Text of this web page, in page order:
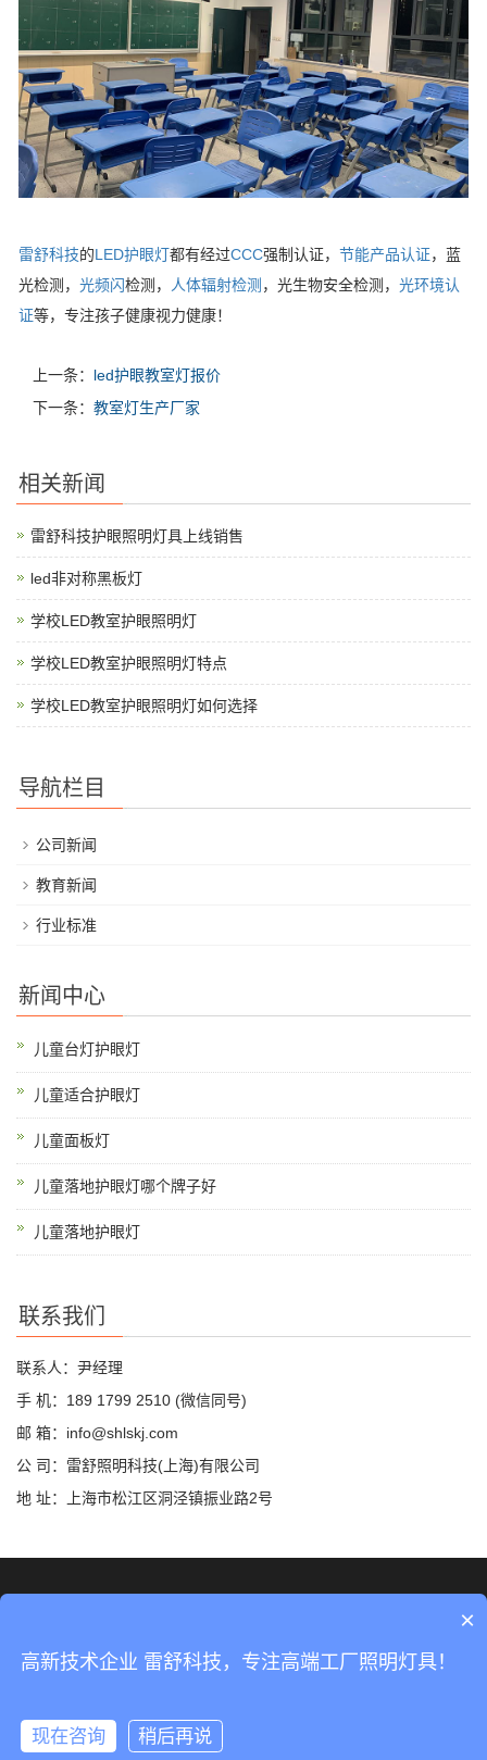
雷舒科技的LED护眼灯都有经过CCC强制认证， 节能产品认证，蓝
光检测， 光频闪检测， 人体辐射检测 ，光生物安全检测， 光环境认
证等，专注孩子健康视力健康！
上一条： led护眼教室灯报价
下一条： 教室灯生产厂家
相关新闻
雷舒科技护眼照明灯具上线销售
led非对称黑板灯
学校LED教室护眼照明灯
学校LED教室护眼照明灯特点
学校LED教室护眼照明灯如何选择
导航栏目
公司新闻
教育新闻
行业标准
新闻中心
儿童台灯护眼灯
儿童适合护眼灯
儿童面板灯
儿童落地护眼灯哪个牌子好
儿童落地护眼灯
联系我们
联系人：尹经理
手 机：189 1799 2510 (微信同号)
邮 箱：info@shlskj.com
公 司：雷舒照明科技(上海)有限公司
地 址：上海市松江区洞泾镇振业路2号
×
高新技术企业 雷舒科技，专注高端工厂照明灯具！
现在咨询 稍后再说